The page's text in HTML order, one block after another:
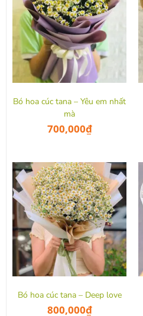
Bó hoa cúc tana – Yêu em nhất
mà
700,000₫
Bó hoa cúc tana – Deep love
800,000₫